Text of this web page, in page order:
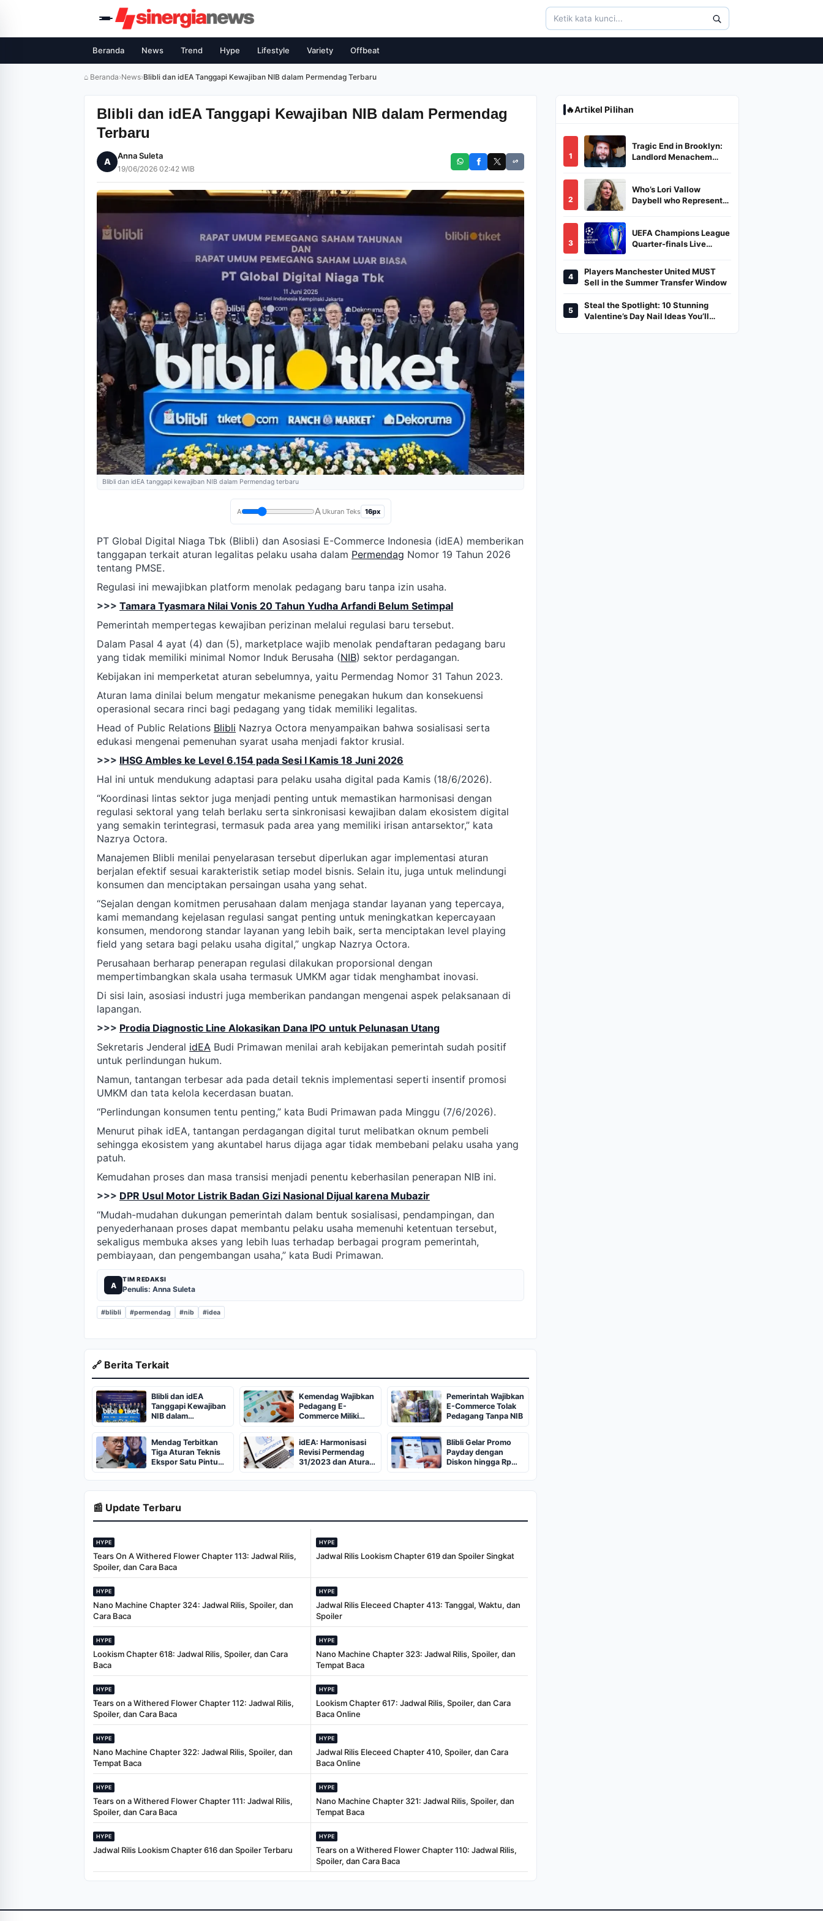
Beranda News Trend Hype Lifestyle Variety Offbeat
⌂ Beranda›News›Blibli dan idEA Tanggapi Kewajiban NIB dalam Permendag Terbaru
Blibli dan idEA Tanggapi Kewajiban NIB dalam Permendag
Terbaru
A
Anna Suleta
19/06/2026 02:42 WIB
Blibli dan idEA tanggapi kewajiban NIB dalam Permendag terbaru
A A Ukuran Teks 16px
PT Global Digital Niaga Tbk (Blibli) dan Asosiasi E-Commerce Indonesia (idEA) memberikan
tanggapan terkait aturan legalitas pelaku usaha dalam Permendag Nomor 19 Tahun 2026
tentang PMSE.
Regulasi ini mewajibkan platform menolak pedagang baru tanpa izin usaha.
>>> Tamara Tyasmara Nilai Vonis 20 Tahun Yudha Arfandi Belum Setimpal
Pemerintah mempertegas kewajiban perizinan melalui regulasi baru tersebut.
Dalam Pasal 4 ayat (4) dan (5), marketplace wajib menolak pendaftaran pedagang baru
yang tidak memiliki minimal Nomor Induk Berusaha (NIB) sektor perdagangan.
Kebijakan ini memperketat aturan sebelumnya, yaitu Permendag Nomor 31 Tahun 2023.
Aturan lama dinilai belum mengatur mekanisme penegakan hukum dan konsekuensi
operasional secara rinci bagi pedagang yang tidak memiliki legalitas.
Head of Public Relations Blibli Nazrya Octora menyampaikan bahwa sosialisasi serta
edukasi mengenai pemenuhan syarat usaha menjadi faktor krusial.
>>> IHSG Ambles ke Level 6.154 pada Sesi I Kamis 18 Juni 2026
Hal ini untuk mendukung adaptasi para pelaku usaha digital pada Kamis (18/6/2026).
“Koordinasi lintas sektor juga menjadi penting untuk memastikan harmonisasi dengan
regulasi sektoral yang telah berlaku serta sinkronisasi kewajiban dalam ekosistem digital
yang semakin terintegrasi, termasuk pada area yang memiliki irisan antarsektor,” kata
Nazrya Octora.
Manajemen Blibli menilai penyelarasan tersebut diperlukan agar implementasi aturan
berjalan efektif sesuai karakteristik setiap model bisnis. Selain itu, juga untuk melindungi
konsumen dan menciptakan persaingan usaha yang sehat.
“Sejalan dengan komitmen perusahaan dalam menjaga standar layanan yang tepercaya,
kami memandang kejelasan regulasi sangat penting untuk meningkatkan kepercayaan
konsumen, mendorong standar layanan yang lebih baik, serta menciptakan level playing
field yang setara bagi pelaku usaha digital,” ungkap Nazrya Octora.
Perusahaan berharap penerapan regulasi dilakukan proporsional dengan
mempertimbangkan skala usaha termasuk UMKM agar tidak menghambat inovasi.
Di sisi lain, asosiasi industri juga memberikan pandangan mengenai aspek pelaksanaan di
lapangan.
>>> Prodia Diagnostic Line Alokasikan Dana IPO untuk Pelunasan Utang
Sekretaris Jenderal idEA Budi Primawan menilai arah kebijakan pemerintah sudah positif
untuk perlindungan hukum.
Namun, tantangan terbesar ada pada detail teknis implementasi seperti insentif promosi
UMKM dan tata kelola kecerdasan buatan.
“Perlindungan konsumen tentu penting,” kata Budi Primawan pada Minggu (7/6/2026).
Menurut pihak idEA, tantangan perdagangan digital turut melibatkan oknum pembeli
sehingga ekosistem yang akuntabel harus dijaga agar tidak membebani pelaku usaha yang
patuh.
Kemudahan proses dan masa transisi menjadi penentu keberhasilan penerapan NIB ini.
>>> DPR Usul Motor Listrik Badan Gizi Nasional Dijual karena Mubazir
“Mudah-mudahan dukungan pemerintah dalam bentuk sosialisasi, pendampingan, dan
penyederhanaan proses dapat membantu pelaku usaha memenuhi ketentuan tersebut,
sekaligus membuka akses yang lebih luas terhadap berbagai program pemerintah,
pembiayaan, dan pengembangan usaha,” kata Budi Primawan.
A
TIM REDAKSI
Penulis: Anna Suleta
#blibli #permendag #nib #idea
🔗 Berita Terkait
Blibli dan idEA
Tanggapi Kewajiban
NIB dalam
Permendag Terbaru
Kemendag Wajibkan
Pedagang E-
Commerce Miliki
Nomor Induk
Berusaha
Pemerintah Wajibkan
E-Commerce Tolak
Pedagang Tanpa NIB
Mendag Terbitkan
Tiga Aturan Teknis
Ekspor Satu Pintu
Lewat Danantara
idEA: Harmonisasi
Revisi Permendag
31/2023 dan Aturan
Baru Kementerian
UMKM Sangat
Penting
Blibli Gelar Promo
Payday dengan
Diskon hingga Rp
700 Ribu
📰 Update Terbaru
HYPE
Tears On A Withered Flower Chapter 113: Jadwal Rilis,
Spoiler, dan Cara Baca
HYPE
Jadwal Rilis Lookism Chapter 619 dan Spoiler Singkat
HYPE
Nano Machine Chapter 324: Jadwal Rilis, Spoiler, dan
Cara Baca
HYPE
Jadwal Rilis Eleceed Chapter 413: Tanggal, Waktu, dan
Spoiler
HYPE
Lookism Chapter 618: Jadwal Rilis, Spoiler, dan Cara
Baca
HYPE
Nano Machine Chapter 323: Jadwal Rilis, Spoiler, dan
Tempat Baca
HYPE
Tears on a Withered Flower Chapter 112: Jadwal Rilis,
Spoiler, dan Cara Baca
HYPE
Lookism Chapter 617: Jadwal Rilis, Spoiler, dan Cara
Baca Online
HYPE
Nano Machine Chapter 322: Jadwal Rilis, Spoiler, dan
Tempat Baca
HYPE
Jadwal Rilis Eleceed Chapter 410, Spoiler, dan Cara
Baca Online
HYPE
Tears on a Withered Flower Chapter 111: Jadwal Rilis,
Spoiler, dan Cara Baca
HYPE
Nano Machine Chapter 321: Jadwal Rilis, Spoiler, dan
Tempat Baca
HYPE
Jadwal Rilis Lookism Chapter 616 dan Spoiler Terbaru
HYPE
Tears on a Withered Flower Chapter 110: Jadwal Rilis,
Spoiler, dan Cara Baca
🔥Artikel Pilihan
1
Tragic End in Brooklyn:
Landlord Menachem
Burned in a Dumpster
2
Who’s Lori Vallow
Daybell who Represents
3
UEFA Champions League
Quarter-finals Live
And Where To Watch
4
Players Manchester United MUST
Sell in the Summer Transfer Window
5
Steal the Spotlight: 10 Stunning
Valentine’s Day Nail Ideas You’ll